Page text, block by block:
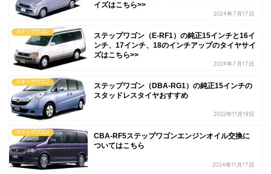
イズはこちら>>
2024年7月17日
ステップワゴン
ステップワゴン（E-RF1）の純正15インチと16イ
ンチ、17インチ、18のインチアップのタイヤサイ
ズはこちら>>
2024年7月17日
ステップワゴン
ステップワゴン（DBA-RG1）の純正15インチの
スタッドレスタイヤおすすめ
2022年11月18日
ステップワゴン
CBA-RF5ステップワゴンエンジンオイル交換に
ついてはこちら
2024年11月17日